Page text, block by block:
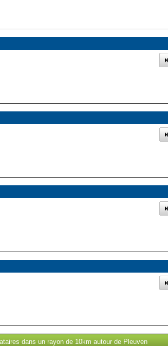
dans un rayon de 10km autour de Pleuven